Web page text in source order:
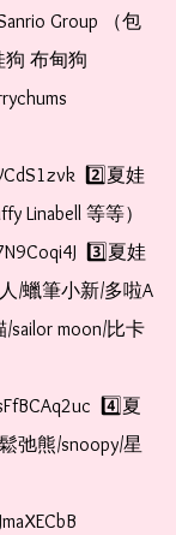
Group （包
狗 布甸狗
2️⃣夏娃
Linabell 等等）
3️⃣夏娃
/蠟筆小新/多啦A
sailor moon/比卡
4️⃣夏
弛熊/snoopy/星